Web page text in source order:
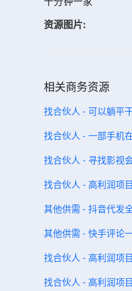
资源图片:
相关商务资源
找合伙人 - 可以躺平
找合伙人 - 一部手机
找合伙人 - 寻找影视
找合伙人 - 高利润项
其他供需 - 抖音代发
其他供需 - 快手评论
找合伙人 - 高利润项
找合伙人 - 高利润项